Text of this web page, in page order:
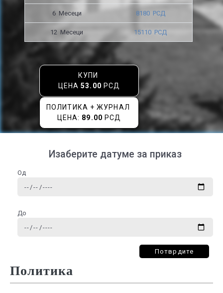
6 Месеци 8180 РСД
12 Месеци 15110 РСД
КУПИ
ЦЕНА53.00 РСД
ПОЛИТИКА + ЖУРНАЛ
ЦЕНА: 89.00 РСД
Изаберите датуме за приказ
Од
До
Потврдите
Политика